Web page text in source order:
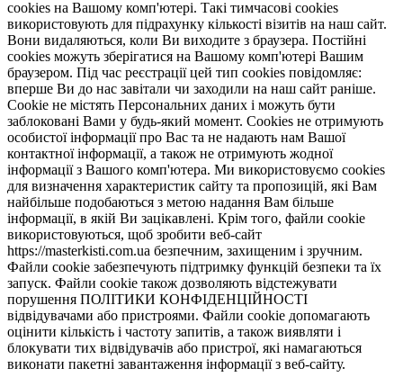
cookies на Вашому комп'ютері. Такі тимчасові cookies
використовують для підрахунку кількості візитів на наш сайт.
Вони видаляються, коли Ви виходите з браузера. Постійні
cookies можуть зберігатися на Вашому комп'ютері Вашим
браузером. Під час реєстрації цей тип cookies повідомляє:
вперше Ви до нас завітали чи заходили на наш сайт раніше.
Cookie не містять Персональних даних і можуть бути
заблоковані Вами у будь-який момент. Сookies не отримують
особистої інформації про Вас та не надають нам Вашої
контактної інформації, а також не отримують жодної
інформації з Вашого комп'ютера. Ми використовуємо cookies
для визначення характеристик сайту та пропозицій, які Вам
найбільше подобаються з метою надання Вам більше
інформації, в якій Ви зацікавлені. Крім того, файли cookie
використовуються, щоб зробити веб-сайт
https://masterkisti.com.ua безпечним, захищеним і зручним.
Файли cookie забезпечують підтримку функцій безпеки та їх
запуск. Файли cookie також дозволяють відстежувати
порушення ПОЛІТИКИ КОНФІДЕНЦІЙНОСТІ
відвідувачами або пристроями. Файли cookie допомагають
оцінити кількість і частоту запитів, а також виявляти і
блокувати тих відвідувачів або пристрої, які намагаються
виконати пакетні завантаження інформації з веб-сайту.